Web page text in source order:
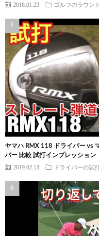
2018.01.23 ゴルフのラウン
ヤマハ RMX 118 ドライバー vs
バー 比較 試打インプレッション
2019.02.13 ドライバーの試